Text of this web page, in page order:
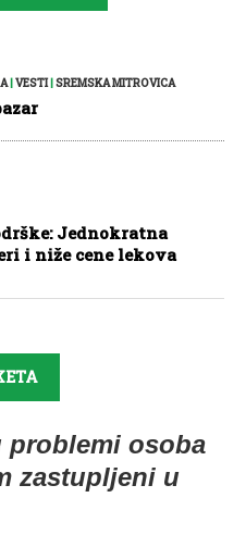
|VESTI|SREMSKA MITROVICA
Jednokratna
i niže cene lekova
problemi osoba
zastupljeni u